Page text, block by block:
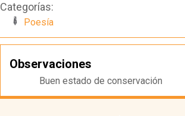
Categorías:
Poesía
Observaciones
Buen estado de conservación